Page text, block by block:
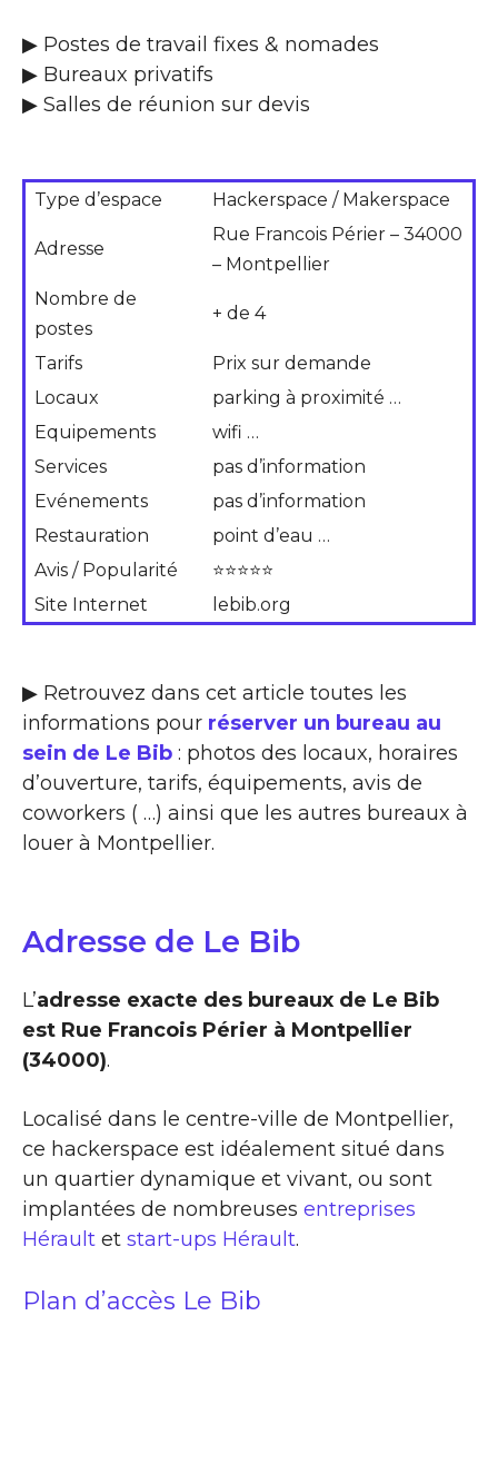
▶ Postes de travail fixes & nomades
▶ Bureaux privatifs
▶ Salles de réunion sur devis
Type d’espace Hackerspace / Makerspace
Adresse
Rue Francois Périer – 34000
– Montpellier
Nombre de
postes
+ de 4
Tarifs
Prix sur demande
Locaux
parking à proximité …
Equipements
wifi …
Services
pas d’information
Evénements
pas d’information
Restauration
point d’eau …
Avis / Popularité
⭐⭐⭐⭐⭐
Site Internet
lebib.org
▶ Retrouvez dans cet article toutes les
informations pour réserver un bureau au
sein de Le Bib : photos des locaux, horaires
d’ouverture, tarifs, équipements, avis de
coworkers ( …) ainsi que les autres bureaux à
louer à Montpellier.
Adresse de Le Bib
L’adresse exacte des bureaux de Le Bib
est Rue Francois Périer à Montpellier
(34000).
Localisé dans le centre-ville de Montpellier,
ce hackerspace est idéalement situé dans
un quartier dynamique et vivant, ou sont
implantées de nombreuses entreprises
Hérault et start-ups Hérault.
Plan d’accès Le Bib